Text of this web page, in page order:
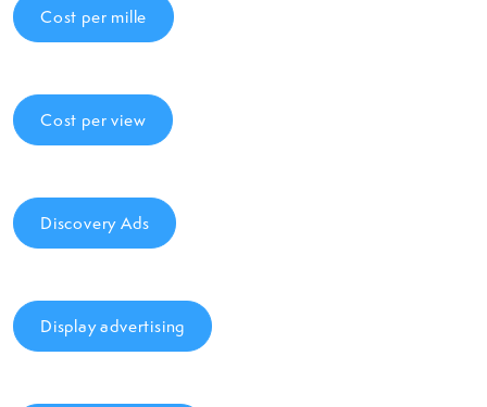
Cost per mille
Cost per view
Discovery Ads
Display advertising